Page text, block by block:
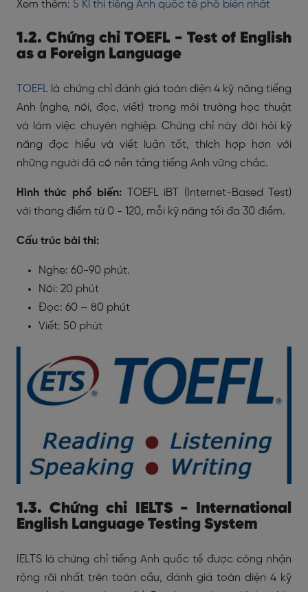
Xem thêm: 5 Kì thi tiếng Anh quốc tế phổ biến nhất
1.2. Chứng chỉ TOEFL - Test of English
as a Foreign Language
TOEFL là chứng chỉ đánh giá toàn diện 4 kỹ năng tiếng
Anh (nghe, nói, đọc, viết) trong môi trường học thuật
và làm việc chuyên nghiệp. Chứng chỉ này đòi hỏi kỹ
năng đọc hiểu và viết luận tốt, thích hợp hơn với
những người đã có nền tảng tiếng Anh vững chắc.
Hình thức phổ biến: TOEFL iBT (Internet-Based Test)
với thang điểm từ 0 - 120, mỗi kỹ năng tối đa 30 điểm.
Cấu trúc bài thi:
Nghe: 60-90 phút.
Nói: 20 phút
Đọc: 60 – 80 phút
Viết: 50 phút
1.3. Chứng chỉ IELTS - International
English Language Testing System
IELTS là chứng chỉ tiếng Anh quốc tế được công nhận
rộng rãi nhất trên toàn cầu, đánh giá toàn diện 4 kỹ